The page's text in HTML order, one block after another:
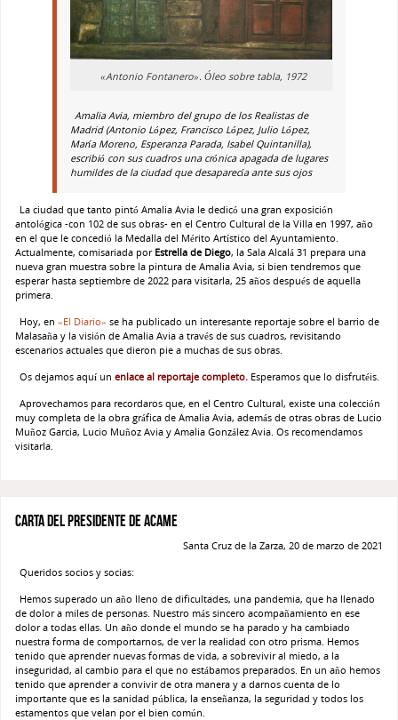
«Antonio Fontanero». Óleo sobre tabla, 1972
Amalia Avia, miembro del grupo de los Realistas de
Madrid (Antonio López, Francisco López, Julio López,
María Moreno, Esperanza Parada, Isabel Quintanilla),
escribió con sus cuadros una crónica apagada de lugares
humildes de la ciudad que desaparecía ante sus ojos
La ciudad que tanto pintó Amalia Avia le dedicó una gran exposición
antológica -con 102 de sus obras- en el Centro Cultural de la Villa en 1997, año
en el que le concedió la Medalla del Mérito Artístico del Ayuntamiento.
Actualmente, comisariada por Estrella de Diego, la Sala Alcalá 31 prepara una
nueva gran muestra sobre la pintura de Amalia Avia, si bien tendremos que
esperar hasta septiembre de 2022 para visitarla, 25 años después de aquella
primera.
Hoy, en«El Diario» se ha publicado un interesante reportaje sobre el barrio de
Malasaña y la visión de Amalia Avia a través de sus cuadros, revisitando
escenarios actuales que dieron pie a muchas de sus obras.
Os dejamos aquí unenlace al reportaje completo. Esperamos que lo disfrutéis.
Aprovechamos para recordaros que, en el Centro Cultural, existe una colección
muy completa de la obra gráfica de Amalia Avia, además de otras obras de Lucio
Muñoz Garcia, Lucio Muñoz Avia y Amalia González Avia. Os recomendamos
visitarla.
Carta del presidente de ACAME
Santa Cruz de la Zarza, 20 de marzo de 2021
Queridos socios y socias:
Hemos superado un año lleno de dificultades, una pandemia, que ha llenado
de dolor a miles de personas. Nuestro más sincero acompañamiento en ese
dolor a todas ellas. Un año donde el mundo se ha parado y ha cambiado
nuestra forma de comportarnos, de ver la realidad con otro prisma. Hemos
tenido que aprender nuevas formas de vida, a sobrevivir al miedo, a la
inseguridad, al cambio para el que no estábamos preparados. En un año hemos
tenido que aprender a convivir de otra manera y a darnos cuenta de lo
importante que es la sanidad pública, la enseñanza, la seguridad y todos los
estamentos que velan por el bien común.